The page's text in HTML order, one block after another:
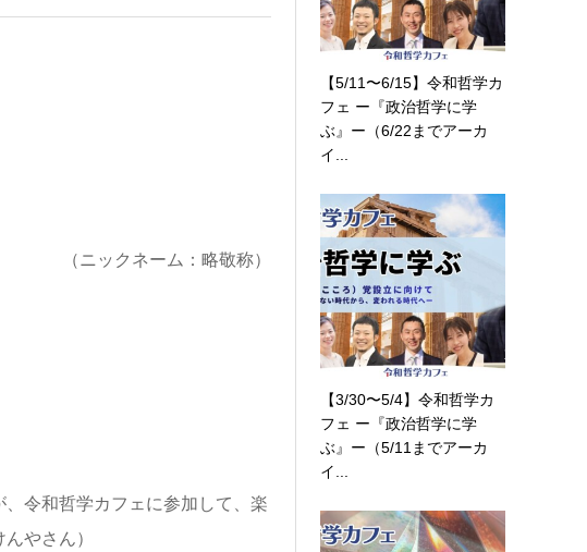
（ニックネーム：略敬称）
令和哲学カフェに参加して、楽
やさん）
【5/11〜6/15】令和哲学カ
フェ ー『政治哲学に学
ぶ』ー（6/22までアーカ
イ...
【3/30〜5/4】令和哲学カ
フェ ー『政治哲学に学
ぶ』ー（5/11までアーカ
イ...